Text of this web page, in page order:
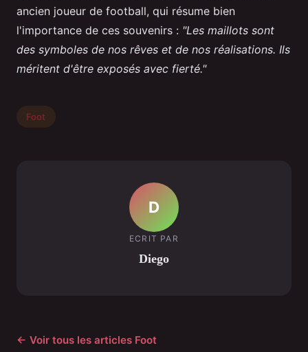
ancien joueur de football, qui résume bien
l'importance de ces souvenirs : "Les maillots sont
des symboles de nos rêves et de nos réalisations. Ils
méritent d'être exposés avec fierté."
Foot
D
ECRIT PAR
Diego
← Voir tous les articles Foot